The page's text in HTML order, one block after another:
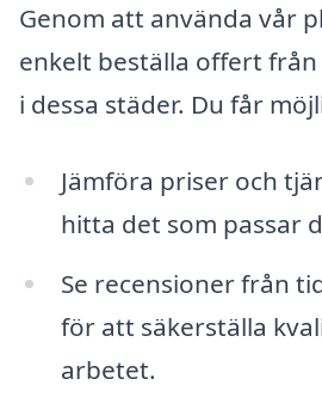
Genom att använda vår
enkelt beställa offert
i dessa städer. Du får
Jämföra priser och
hitta det som passar
Se recensioner från
för att säkerställa
arbetet.